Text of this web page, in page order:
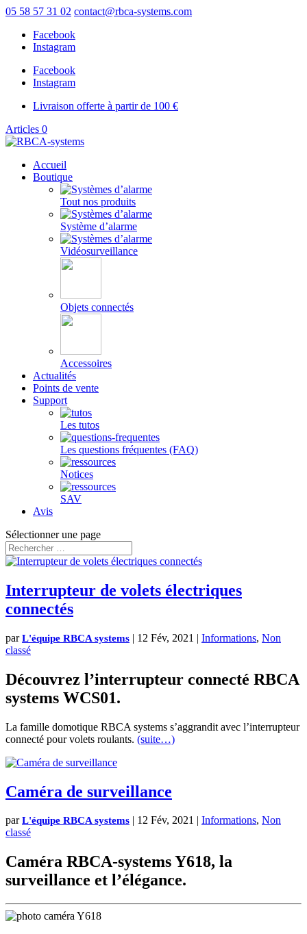
05 58 57 31 02 contact@rbca-systems.com
Facebook
Instagram
Facebook
Instagram
Livraison offerte à partir de 100 €
Articles 0
Accueil
Boutique
Tout nos produits
Système d’alarme
Vidéosurveillance
Objets connectés
Accessoires
Actualités
Points de vente
Support
Les tutos
Les questions fréquentes (FAQ)
Notices
SAV
Avis
Sélectionner une page
Interrupteur de volets électriques
connectés
parL'équipe RBCA systems | 12 Fév, 2021 | Informations, Non
classé
Découvrez l’interrupteur connecté RBCA
systems WCS01.
La famille domotique RBCA systems s’aggrandit avec l’interrupteur
connecté pour volets roulants. (suite…)
Caméra de surveillance
parL'équipe RBCA systems | 12 Fév, 2021 | Informations, Non
classé
Caméra RBCA-systems Y618, la
surveillance et l’élégance.